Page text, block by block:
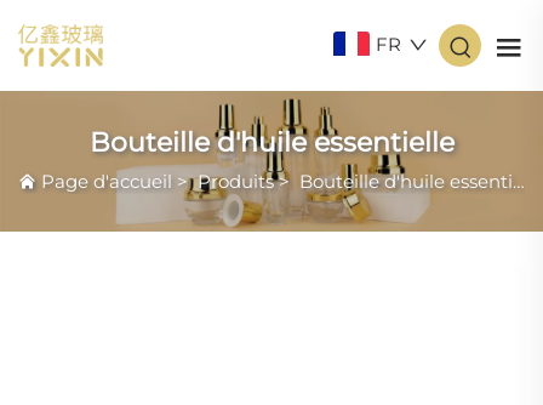
FR
Bouteille d'huile essentielle
Page d'accueil >Produits> Bouteille d'huile essentielle